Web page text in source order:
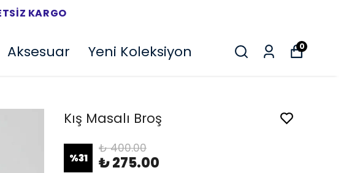
KARGO
Aksesuar Yeni Koleksiyon 0
Kış Masalı Broş
%31
₺ 400.00
₺ 275.00